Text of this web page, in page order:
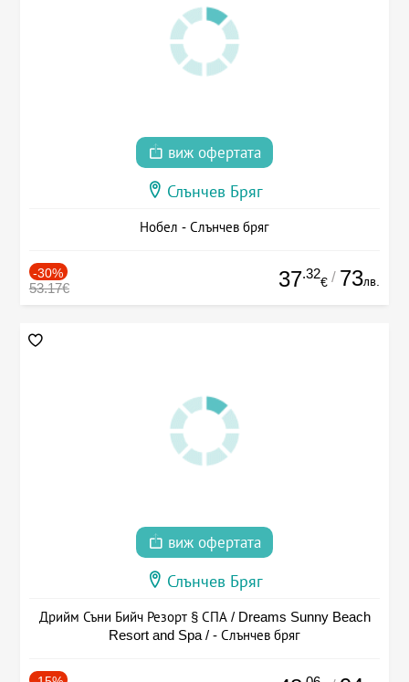
виж офертата
Слънчев Бряг
Нобел - Слънчев бряг
-30%
53.17€ 37.32
€ / 73лв.
виж офертата
Слънчев Бряг
Дрийм Съни Бийч Резорт § СПА / Dreams Sunny Beach
Resort and Spa / - Слънчев бряг